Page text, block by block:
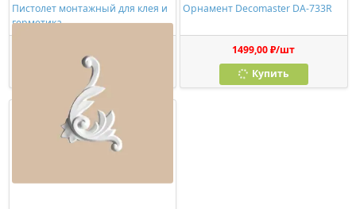
Пистолет монтажный для клея и
герметика
Купить
Орнамент Decomaster DA-733R
1499,00 ₽/шт
Купить